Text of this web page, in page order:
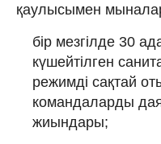
қаулысымен
бір мезгілде 30
күшейтілген
режимді сақтай
командаларды
жиындары;